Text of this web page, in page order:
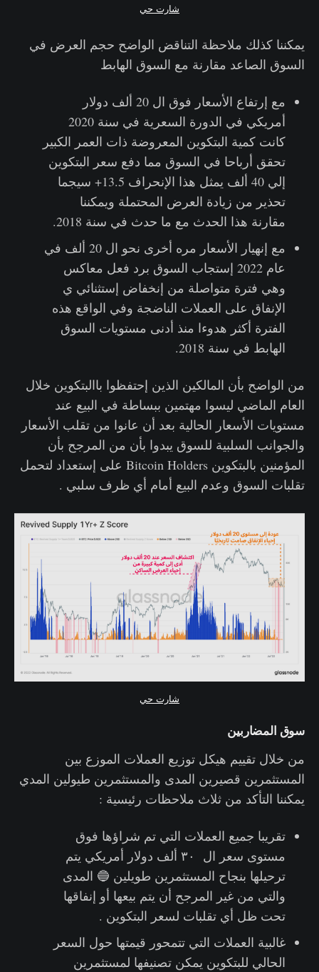
شارت حي
يمكننا كذلك ملاحظة التناقض الواضح حجم العرض في
السوق الصاعد مقارنة مع السوق الهابط
مع إرتفاع الأسعار فوق ال 20 ألف دولار
أمريكي في الدورة السعرية في سنة 2020
كانت كمية البتكوين المعروضة ذات العمر الكبير
تحقق أرباحا في السوق مما دفع سعر البتكوين
إلي 40 ألف يمثل هذا الإنحراف 13.5+ سيجما
تحذير من زيادة العرض المحتملة ويمكننا
مقارنة هذا الحدث مع ما حدث في سنة 2018.
مع إنهيار الأسعار مره أخرى نحو ال 20 ألف في
عام 2022 إستجاب السوق برد فعل معاكس
وهي فترة متواصلة من إنخفاض إستثنائي ي
الإنفاق على العملات الناضجة وفي الواقع هذه
الفترة أكثر هدوءا منذ أدنى مستويات السوق
الهابط في سنة 2018.
من الواضح بأن المالكين الذين إحتفظوا باالبتكوين خلال
العام الماضي ليسوا مهتمين ببساطة في البيع عند
مستويات الأسعار الحالية بعد أن عانوا من تقلب الأسعار
والجوانب السلبية للسوق يبدوا بأن من المرجح بأن
المؤمنين بالبتكوين Bitcoin Holders على إستعداد لتحمل
تقلبات السوق وعدم البيع أمام أي ظرف سلبي .
شارت حي
سوق المضاربين
من خلال تقييم هيكل توزيع العملات الموزع بين
المستثمرين قصيرين المدى والمستثمرين طيولين المدي
يمكننا التأكد من ثلاث ملاحظات رئيسية :
تقريبا جميع العملات التي تم شراؤها فوق
مستوى سعر ال ٣٠ ألف دولار أمريكي يتم
ترحيلها بنجاح المستثمرين طويلين 🔵 المدى
والتي من غير المرجح أن يتم بيعها أو إنفاقها
تحت ظل أي تقلبات لسعر البتكوين .
غالبية العملات التي تتمحور قيمتها حول السعر
الحالي للبتكوين يمكن تصنيفها لمستثمرين